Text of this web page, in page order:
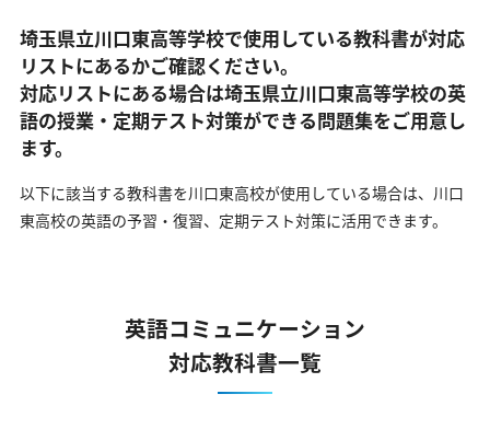
埼玉県立川口東高等学校で使用している教科書が対応
リストにあるかご確認ください。
対応リストにある場合は埼玉県立川口東高等学校の英
語の授業・定期テスト対策ができる問題集をご用意し
ます。
以下に該当する教科書を川口東高校が使用している場合は、 川口
東高校の英語の予習・復習、定期テスト対策に活用できます。
英語コミュニケーション
対応教科書一覧